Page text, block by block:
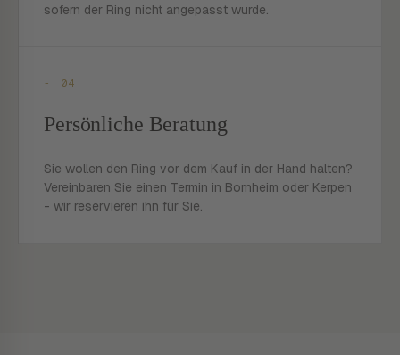
sofern der Ring nicht angepasst wurde.
- 04
Persönliche Beratung
Sie wollen den Ring vor dem Kauf in der Hand halten?
Vereinbaren Sie einen Termin in Bornheim oder Kerpen
- wir reservieren ihn für Sie.